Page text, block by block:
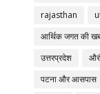
rajasthan
आर्थिक जगत की
उत्तरप्रदेश
पटना और आसपास